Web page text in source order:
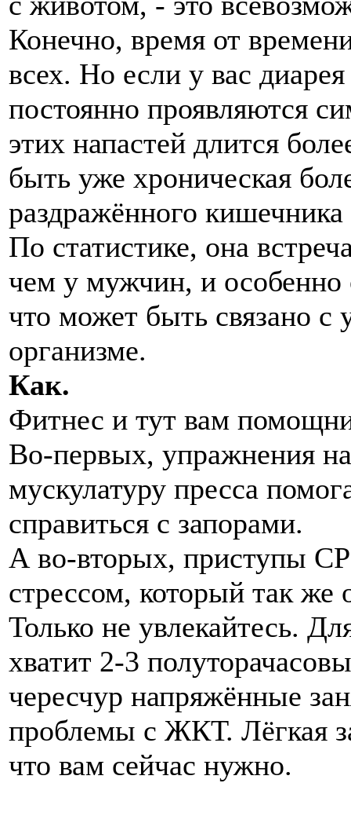
Конечно, время от
всех. Но если у вас
постоянно проявляются
этих напастей длится
быть уже хроническая
раздражённого
По статистике, она
чем у мужчин, и особенно
что может быть связано
организме.
Как.
Фитнес и тут вам
Во-первых, упражнения
мускулатуру пресса
справиться с запорами.
А во-вторых, приступы
стрессом, который так же
Только не увлекайтесь.
хватит 2-3
чересчур напряжённые
проблемы с ЖКТ. Лёгкая
что вам сейчас нужно.